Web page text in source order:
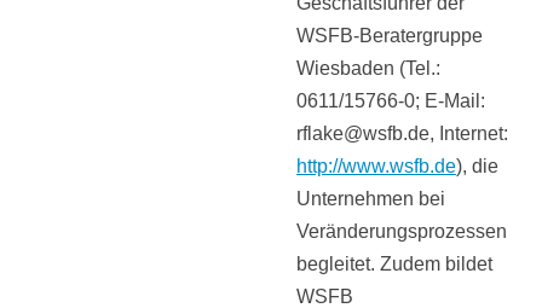
WSFB-Beratergruppe
Wiesbaden (Tel.:
0611/15766-0; E-Mail:
rflake@wsfb.de, Internet:
http://www.wsfb.de), die
Unternehmen bei
Veränderungsprozessen
begleitet. Zudem bildet
WSFB